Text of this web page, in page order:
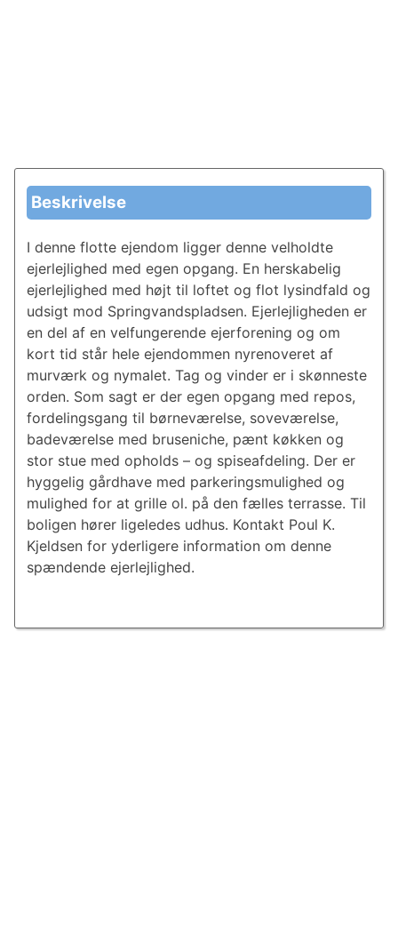
Beskrivelse
I denne flotte ejendom ligger denne velholdte
ejerlejlighed med egen opgang. En herskabelig
ejerlejlighed med højt til loftet og flot lysindfald og
udsigt mod Springvandspladsen. Ejerlejligheden er
en del af en velfungerende ejerforening og om
kort tid står hele ejendommen nyrenoveret af
murværk og nymalet. Tag og vinder er i skønneste
orden. Som sagt er der egen opgang med repos,
fordelingsgang til børneværelse, soveværelse,
badeværelse med bruseniche, pænt køkken og
stor stue med opholds – og spiseafdeling. Der er
hyggelig gårdhave med parkeringsmulighed og
mulighed for at grille ol. på den fælles terrasse. Til
boligen hører ligeledes udhus. Kontakt Poul K.
Kjeldsen for yderligere information om denne
spændende ejerlejlighed.